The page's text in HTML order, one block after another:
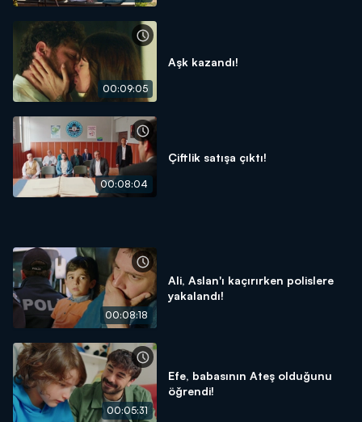
00:09:05
Aşk kazandı!
00:08:04
Çiftlik satışa çıktı!
00:08:18
Ali, Aslan'ı kaçırırken polislere
yakalandı!
00:05:31
Efe, babasının Ateş olduğunu
öğrendi!